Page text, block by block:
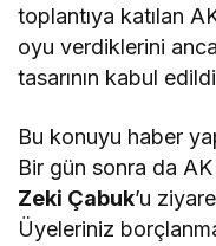
toplantıya katılan
oyu verdiklerini
tasarının kabul
Bu konuyu haber
Bir gün sonra da
Zeki Çabuk’u
Üyeleriniz